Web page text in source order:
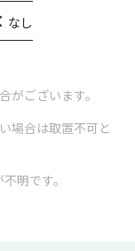
なし
ございます。
場合は取置不可と
明です。